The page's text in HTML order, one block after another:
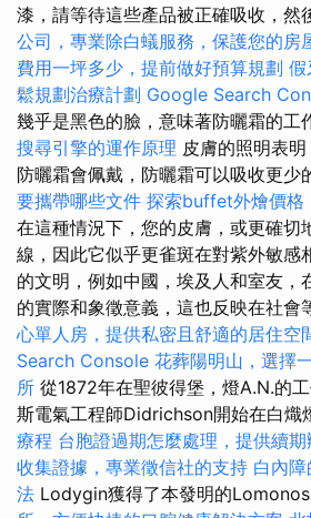
漆，請等待這些產品被正確吸收，然
公司，專業除白蟻服務，保護您的房
費用一坪多少，提前做好預算規劃 假
鬆規劃治療計劃 Google Search
幾乎是黑色的臉，意味著防曬霜的工
搜尋引擎的運作原理 皮膚的照明表明
防曬霜會佩戴，防曬霜可以吸收更少
要攜帶哪些文件 探索buffet外燴價格
在這種情況下，您的皮膚，或更確切
線，因此它似乎更雀斑在對紫外敏感
的文明，例如中國，埃及人和室友，
的實際和象徵意義，這也反映在社會
心單人房，提供私密且舒適的居住空
Search Console 花葬陽明山，選擇
所 從1872年在聖彼得堡，燈A.N.的
斯電氣工程師Didrichson開始在白熾
療程 台胞證過期怎麼處理，提供續
收集證據，專業徵信社的支持 白內
法 Lodygin獲得了本發明的